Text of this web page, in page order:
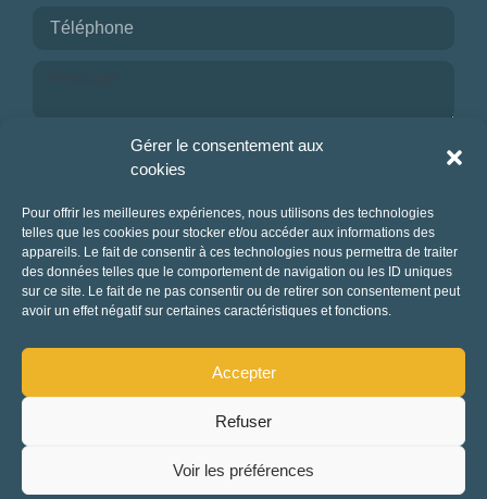
Gérer le consentement aux
cookies
Pour offrir les meilleures expériences, nous utilisons des technologies
telles que les cookies pour stocker et/ou accéder aux informations des
appareils. Le fait de consentir à ces technologies nous permettra de traiter
des données telles que le comportement de navigation ou les ID uniques
sur ce site. Le fait de ne pas consentir ou de retirer son consentement peut
avoir un effet négatif sur certaines caractéristiques et fonctions.
Accepter
Refuser
Voir les préférences
Je reconnais avoir pris connaissance de la
politique de confidentialité.
NOUS CONTACTER
Mentions légales et politique de confidentialité
Rechercher